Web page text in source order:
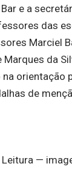
e a
das
Marciel
da
orientação
de